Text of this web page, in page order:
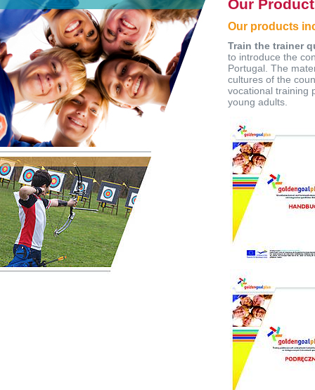
Our
Our products
Train the trainer
to introduce the
Portugal. The
cultures of the
vocational training
young adults.